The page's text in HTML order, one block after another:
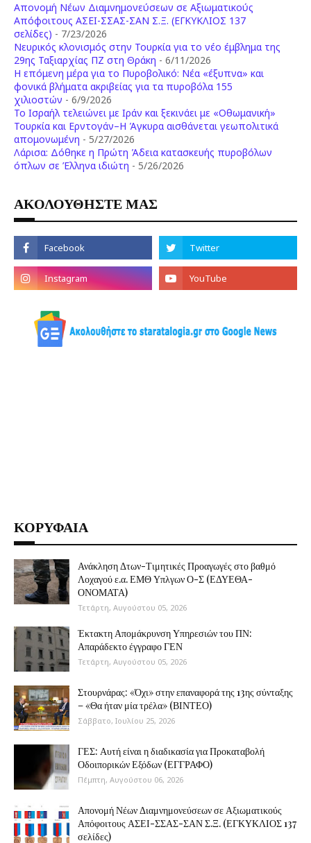
Απονομή Νέων Διαμνημονεύσεων σε Αξιωματικούς
Απόφοιτους ΑΣΕΙ-ΣΣΑΣ-ΣΑΝ Σ.Ξ. (ΕΓΚΥΚΛΙΟΣ 137
σελίδες) - 7/23/2026
Νευρικός κλονισμός στην Τουρκία για το νέο έμβλημα της
29ης Ταξιαρχίας ΠΖ στη Θράκη - 6/11/2026
Η επόμενη μέρα για το Πυροβολικό: Νέα «έξυπνα» και
φονικά βλήματα ακριβείας για τα πυροβόλα 155
χιλιοστών - 6/9/2026
Το Ισραήλ τελειώνει με Ιράν και ξεκινάει με «Οθωμανική»
Τουρκία και Ερντογάν–Η Άγκυρα αισθάνεται γεωπολιτικά
απομονωμένη - 5/27/2026
Λάρισα: Δόθηκε η Πρώτη Άδεια κατασκευής πυροβόλων
όπλων σε Έλληνα ιδιώτη - 5/26/2026
ΑΚΟΛΟΥΘΗΣΤΕ ΜΑΣ
ΚΟΡΥΦΑΙΑ
Ανάκληση Δτων-Τιμητικές Προαγωγές στο βαθμό
Λοχαγού ε.α. ΕΜΘ Υπλγων Ο-Σ (ΕΔΥΕΘΑ-
ΟΝΟΜΑΤΑ)
Τετάρτη, Αυγούστου 05, 2026
Έκτακτη Απομάκρυνση Υπηρεσιών του ΠΝ:
Απαράδεκτο έγγραφο ΓΕΝ
Τετάρτη, Αυγούστου 05, 2026
Στουρνάρας: «Όχι» στην επαναφορά της 13ης σύνταξης
– «Θα ήταν μία τρέλα» (ΒΙΝΤΕΟ)
Σάββατο, Ιουλίου 25, 2026
ΓΕΣ: Αυτή είναι η διαδικασία για Προκαταβολή
Οδοιπορικών Εξόδων (ΕΓΓΡΑΦΟ)
Πέμπτη, Αυγούστου 06, 2026
Απονομή Νέων Διαμνημονεύσεων σε Αξιωματικούς
Απόφοιτους ΑΣΕΙ-ΣΣΑΣ-ΣΑΝ Σ.Ξ. (ΕΓΚΥΚΛΙΟΣ 137
σελίδες)